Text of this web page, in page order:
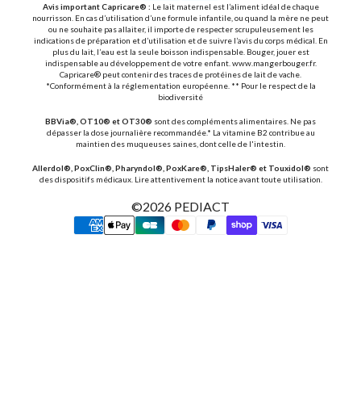
Avis important Capricare® : Le lait maternel est l’aliment idéal de chaque
nourrisson. En cas d’utilisation d’une formule infantile, ou quand la mère ne peut
ou ne souhaite pas allaiter, il importe de respecter scrupuleusement les
indications de préparation et d’utilisation et de suivre l’avis du corps médical. En
plus du lait, l’eau est la seule boisson indispensable. Bouger, jouer est
indispensable au développement de votre enfant. www.mangerbouger.fr.
Capricare® peut contenir des traces de protéines de lait de vache.
*Conformément à la réglementation européenne. ** Pour le respect de la
biodiversité
BBVia®, OT10® et OT30® sont des compléments alimentaires. Ne pas
dépasser la dose journalière recommandée.* La vitamine B2 contribue au
maintien des muqueuses saines, dont celle de l'intestin.
Allerdol®, PoxClin®, Pharyndol®, PoxKare®, TipsHaler® et Touxidol® sont
des dispositifs médicaux. Lire attentivement la notice avant toute utilisation.
©2026 PEDIACT